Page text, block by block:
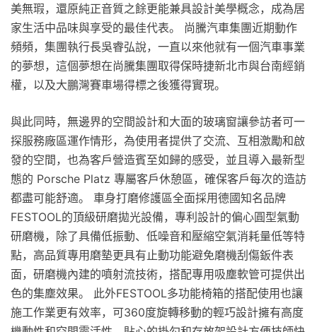
美無瑕，還原純正音質之餘更能兼具設計美學概念，成為居
家生活中品味與享受的最佳代表。 尚騰汽車集團近期動作
頻頻，集團執行長吳睿弘說，一直以來他就有一個汽車事業
的夢想，這個夢想在尚騰集團取得保時捷新北市與台南經銷
權，以及大鵬灣賽車場得標之後獲得實現。
與此同時，無邊界的空間設計和大面的玻璃窗讓參訪者可一
探服務廠區運作情形，為使用者提供了交流、互相激勵和啟
發的空間，也為客戶營造賓至如歸的感受，並且導入最新型
態的 Porsche Platz 專屬客戶休憩區，確保客戶每次的造訪
都盡可能舒適。 車身打磨修護區全面採用德國知名品牌
FESTOOL的頂級研磨拋光設備，專利設計的偏心圓型氣動
研磨機，除了具備低振動、低噪音和壓縮空氣消耗量低等特
點，高品質專用磨墊更具有止動功能避免磨機刮傷鈑件表
面，研磨機內建的噴射流技術，搭配專用吸塵軟管可提供出
色的集塵效果。 此外FESTOOL多功能椅箱的搭配使用也讓
施工作業更有效率，可360度旋轉移動的輕巧設計擁有高度